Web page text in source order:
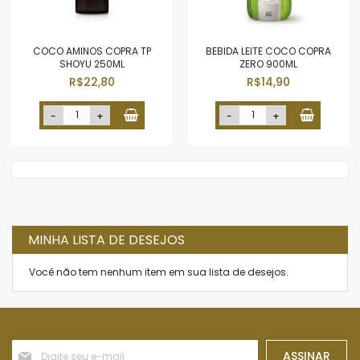
COCO AMINOS COPRA TP
SHOYU 250ML
R$22,80
- +
BEBIDA LEITE COCO COPRA
ZERO 900ML
R$14,90
- +
MINHA LISTA DE DESEJOS
Você não tem nenhum item em sua lista de desejos.
Inscreva-
ASSINAR